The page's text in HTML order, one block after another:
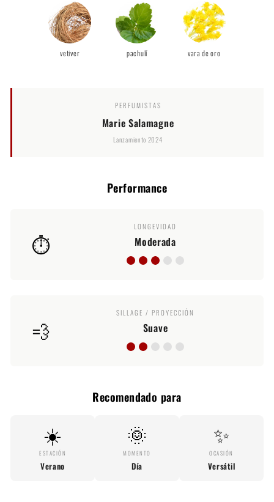
vetiver pachulí vara de oro
PERFUMISTAS
Marie Salamagne
Lanzamiento 2024
Performance
⏱️
LONGEVIDAD
Moderada
💨
SILLAGE / PROYECCIÓN
Suave
Recomendado para
☀️
ESTACIÓN
Verano
🌞
MOMENTO
Día
✨
OCASIÓN
Versátil